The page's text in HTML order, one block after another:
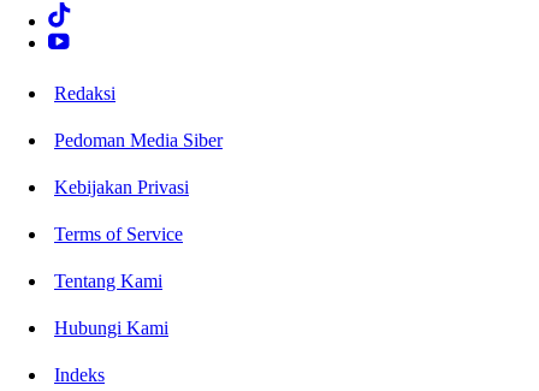
Redaksi
Pedoman Media Siber
Kebijakan Privasi
Terms of Service
Tentang Kami
Hubungi Kami
Indeks